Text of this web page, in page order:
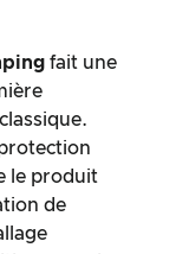
fait une
le produit
de